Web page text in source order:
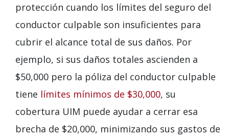
protección cuando los límites del seguro del
conductor culpable son insuficientes para
cubrir el alcance total de sus daños. Por
ejemplo, si sus daños totales ascienden a
$50,000 pero la póliza del conductor culpable
tiene límites mínimos de $30,000, su
cobertura UIM puede ayudar a cerrar esa
brecha de $20,000, minimizando sus gastos de